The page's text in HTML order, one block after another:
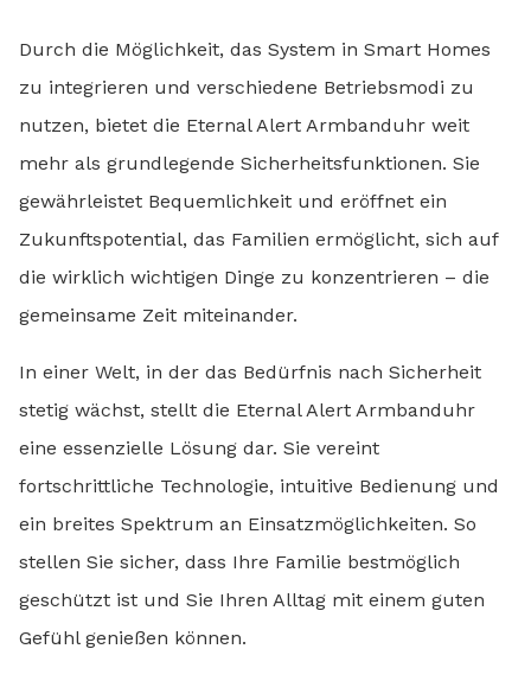
Durch die Möglichkeit, das System in Smart Homes
zu integrieren und verschiedene Betriebsmodi zu
nutzen, bietet die Eternal Alert Armbanduhr weit
mehr als grundlegende Sicherheitsfunktionen. Sie
gewährleistet Bequemlichkeit und eröffnet ein
Zukunftspotential, das Familien ermöglicht, sich auf
die wirklich wichtigen Dinge zu konzentrieren – die
gemeinsame Zeit miteinander.
In einer Welt, in der das Bedürfnis nach Sicherheit
stetig wächst, stellt die Eternal Alert Armbanduhr
eine essenzielle Lösung dar. Sie vereint
fortschrittliche Technologie, intuitive Bedienung und
ein breites Spektrum an Einsatzmöglichkeiten. So
stellen Sie sicher, dass Ihre Familie bestmöglich
geschützt ist und Sie Ihren Alltag mit einem guten
Gefühl genießen können.